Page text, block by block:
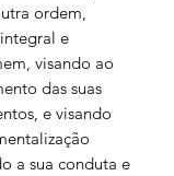
ordem,
e
visando ao
das suas
e visando
a sua conduta e